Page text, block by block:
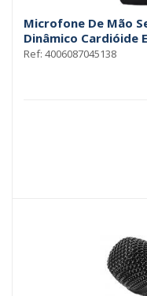
Microfone De Mão
Dinâmico Cardióide
Ref: 4006087045138